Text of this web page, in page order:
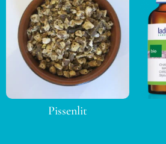
Pissenlit